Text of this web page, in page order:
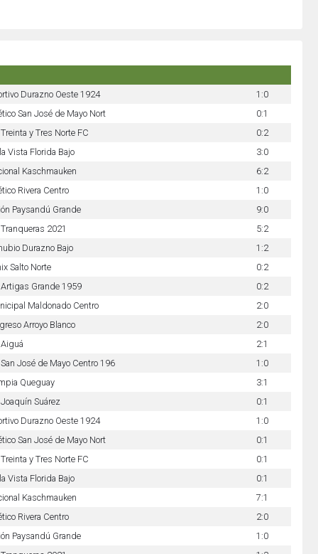
Durazno Oeste 1924
1:0
San José de Mayo Nort
0:1
y Tres Norte FC
0:2
Vista Florida Bajo
3:0
Kaschmauken
6:2
Rivera Centro
1:0
Paysandú Grande
9:0
2021
5:2
Durazno Bajo
1:2
Salto Norte
0:2
Artigas Grande 1959
0:2
Maldonado Centro
2:0
Arroyo Blanco
2:0
2:1
José de Mayo Centro 196
1:0
Queguay
3:1
Suárez
0:1
Durazno Oeste 1924
1:0
San José de Mayo Nort
0:1
y Tres Norte FC
0:1
Vista Florida Bajo
0:1
Kaschmauken
7:1
Rivera Centro
2:0
Paysandú Grande
1:0